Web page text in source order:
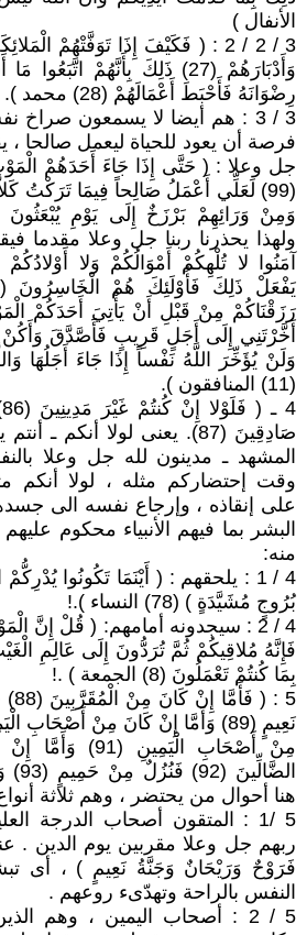
الأنفال )
3 / 2 / 2 : ( فَكَيْفَ إِذَا تَوَفَّتْهُمْ
وَأَدْبَارَهُمْ (27) ذَلِكَ بِأَنَّهُمْ
رِضْوَانَهُ فَأَحْبَطَ أَعْمَالَهُمْ (28) محمد ).
3 / 3 : هم أيضا لا يسمعون
فرصة أن يعود للحياة ليعمل صالحا ،
جل وعلا : ( حَتَّى إِذَا جَاءَ أَحَدَهُمْ
(99) لَعَلِّي أَعْمَلُ صَالِحاً فِيمَا تَرَكْتُ
ولهذا يحذرنا ربنا جل وعلا مقدما
آمَنُوا لا تُلْهِكُمْ أَمْوَالُكُمْ وَلا
رَزَقْنَاكُمْ مِنْ قَبْلِ أَنْ يَأْتِيَ أَحَدَكُمْ
وَلَنْ يُؤَخِّرَ اللَّهُ نَفْساً إِذَا جَاءَ أَجَلُهَا
(11) المنافقون ).
صَادِقِينَ (87). يعنى لولا أنكم
المشهد ـ مدينون لله جل وعلا
وقت إحتضاركم مثله ، لولا أنكم
على إنقاذه ، وإرجاع نفسه الى
البشر بما فيهم الأنبياء محكوم
منه:
4 / 1 : يلحقهم : ( أَيْنَمَا تَكُونُوا
بُرُوجٍ مُشَيَّدَةٍ ) (78) النساء ).!
4 / 2 : سيجدونه أمامهم: ( قُلْ إِنَّ
فَإِنَّهُ مُلاقِيكُمْ ثُمَّ تُرَدُّونَ إِلَى عَالِمِ
بِمَا كُنتُمْ تَعْمَلُونَ (8) الجمعة ) .!
5 :
مِنْ أَصْحَابِ الْيَمِينِ
هنا أحوال من يحتضر ، وهم ثلاثة
5 /1 : المتقون أصحاب الدرجة
ربهم جل وعلا مقربين يوم الدين .
فَرَوْحٌ وَرَيْحَانٌ وَجَنَّةُ نَعِيمٍ ) ، أى
النفس بالراحة وتهدّىء روعهم .
5 / 2 : أصحاب اليمين ، وهم